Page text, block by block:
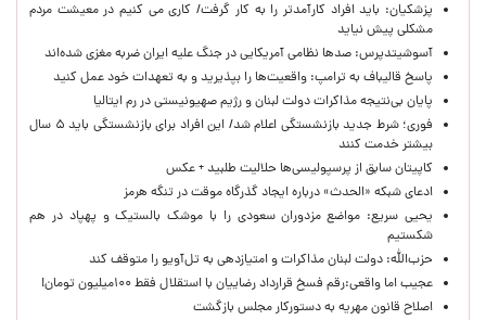
پزشکیان: باید افراد کارآمدتر را به کار گرفت/ کاری می کنیم در معیشت مردم
مشکلی پیش نیاید
آسوشیتدپرس: صدها نظامی آمریکایی در جنگ علیه ایران ضربه مغزی شده‌اند
پاسخ قالیباف به ترامپ: واقعیت‌ها را بپذیرید و به تعهدات خود عمل کنید
پایان بی‌نتیجه مذاکرات دولت لبنان و رژیم صهیونیستی در رم ایتالیا
فوری؛ شرط جدید بازنشستگی اعلام شد/ این افراد برای بازنشستگی باید ۵ سال
بیشتر خدمت کنند
کاپیتان سابق از پرسپولیسی‌ها حلالیت طلبید + عکس
ادعای شبکه «الحدث» درباره ایجاد گذرگاه موقت در تنگه هرمز
یحیی سریع: مواضع مزدوران سعودی را با موشک بالستیک و پهپاد در هم
شکستیم
حزب‌الله: دولت لبنان مذاکرات و امتیازدهی به تل‌آویو را متوقف کند
عجیب اما واقعی:رقم فسخ قرارداد رضاییان با استقلال فقط ۱۰۰میلیون تومان!
اصلاح قانون مهریه به دستورکار مجلس بازگشت